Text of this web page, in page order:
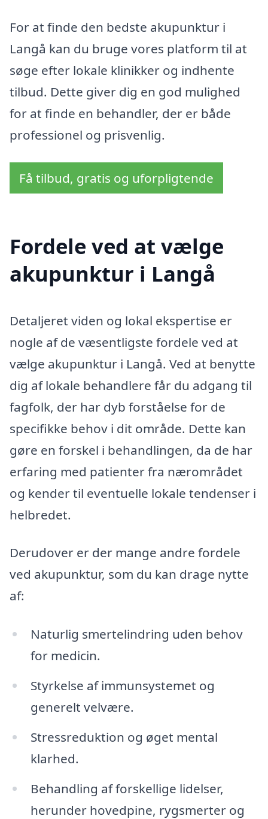
For at finde den bedste akupunktur i
Langå kan du bruge vores platform til at
søge efter lokale klinikker og indhente
tilbud. Dette giver dig en god mulighed
for at finde en behandler, der er både
professionel og prisvenlig.
Få tilbud, gratis og uforpligtende
Fordele ved at vælge
akupunktur i Langå
Detaljeret viden og lokal ekspertise er
nogle af de væsentligste fordele ved at
vælge akupunktur i Langå. Ved at benytte
dig af lokale behandlere får du adgang til
fagfolk, der har dyb forståelse for de
specifikke behov i dit område. Dette kan
gøre en forskel i behandlingen, da de har
erfaring med patienter fra nærområdet
og kender til eventuelle lokale tendenser i
helbredet.
Derudover er der mange andre fordele
ved akupunktur, som du kan drage nytte
af:
Naturlig smertelindring uden behov
for medicin.
Styrkelse af immunsystemet og
generelt velvære.
Stressreduktion og øget mental
klarhed.
Behandling af forskellige lidelser,
herunder hovedpine, rygsmerter og